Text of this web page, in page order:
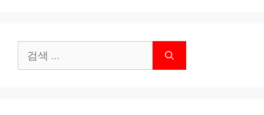
색: